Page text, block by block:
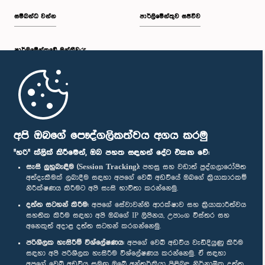
අපි ඔබගේ පෞද්ගලිකත්වය අගය කරමු
"හරි" ක්ලික් කිරීමෙන්, ඔබ පහත සඳහන් දේට එකඟ වේ:
සැසි ලුහුබැඳීම (Session Tracking): පහසු සහ වඩාත් පුද්ගලාරෝපිත
අත්දැකීමක් ලබාදීම සඳහා අපගේ වෙබ් අඩවියේ ඔබගේ ක්‍රියාකාරකම්
නිරීක්ෂණය කිරීමට අපි සැසි භාවිතා කරන්නෙමු.
දත්ත සටහන් කිරීම: අපගේ සේවාවන්හි ආරක්ෂාව සහ ක්‍රියාකාරීත්වය
සහතික කිරීම සඳහා අපි ඔබගේ IP ලිපිනය, උපාංග විස්තර සහ
අනෙකුත් අදාළ දත්ත සටහන් කරගන්නෙමු.
පරිශීලක හැසිරීම් විශ්ලේෂණය: අපගේ වෙබ් අඩවිය වැඩිදියුණු කිරීම
සඳහා අපි පරිශීලක හැසිරීම විශ්ලේෂණය කරන්නෙමු. ඒ සඳහා
සම්බන්ධ වන්න
පාර්ලි‌මේන්තුවේ මන්ත්‍රීවරු
මුල් පිටුව
පාර්ලිමේන්තුව සජීවීව
පාර්ලිමේන්තු ජංගම යෙදුම
අප හා සම්බන්ධ වී සිටින්න :
සම්මාන